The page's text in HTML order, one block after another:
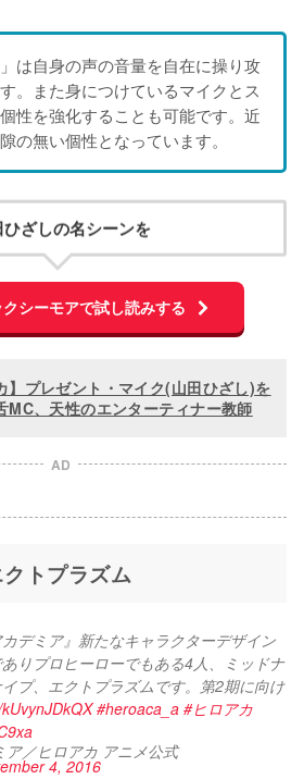
は自身の声の音量を自在に操り攻
。また身につけているマイクとス
性を強化することも可能です。近
の無い個性となっています。
ひざしの名シーンを
シーモアで試し読みする
】プレゼント・マイク(山田ひざし)を
MC、天性のエンターティナー教師
AD
クトプラズム
デミア』新たなキャラクターデザイン
りプロヒーローでもある4人、ミッドナ
プ、エクトプラズムです。第2期に向け
#heroaca_a #ヒロアカ
／ヒロアカ アニメ公式
4, 2016